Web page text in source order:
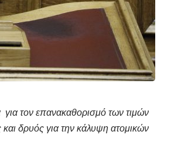
τον επανακαθορισμό των τιμών
δρυός για την κάλυψη ατομικών